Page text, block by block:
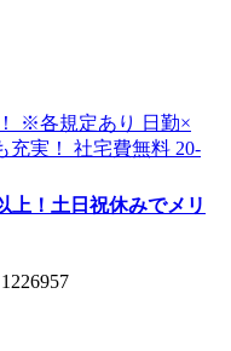
上！土日祝休みでメリ